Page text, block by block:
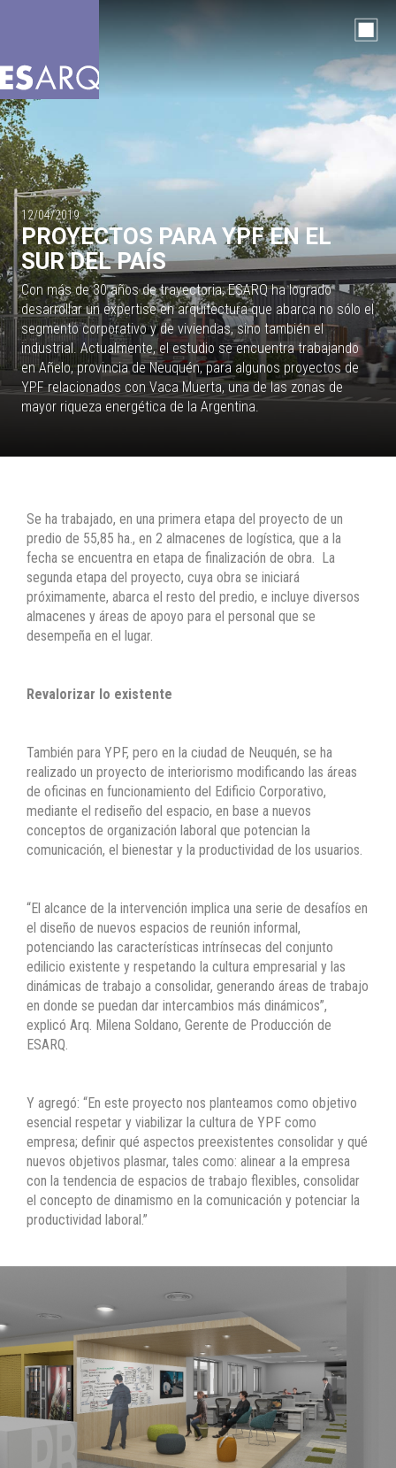
12/04/2019
PROYECTOS PARA YPF EN EL
SUR DEL PAÍS
Con más de 30 años de trayectoria, ESARQ ha logrado
desarrollar un expertise en arquitectura que abarca no sólo el
segmento corporativo y de viviendas, sino también el
industrial. Actualmente, el estudio se encuentra trabajando
en Añelo, provincia de Neuquén, para algunos proyectos de
YPF relacionados con Vaca Muerta, una de las zonas de
mayor riqueza energética de la Argentina.
Se ha trabajado, en una primera etapa del proyecto de un
predio de 55,85 ha., en 2 almacenes de logística, que a la
fecha se encuentra en etapa de finalización de obra. La
segunda etapa del proyecto, cuya obra se iniciará
próximamente, abarca el resto del predio, e incluye diversos
almacenes y áreas de apoyo para el personal que se
desempeña en el lugar.
Revalorizar lo existente
También para YPF, pero en la ciudad de Neuquén, se ha
realizado un proyecto de interiorismo modificando las áreas
de oficinas en funcionamiento del Edificio Corporativo,
mediante el rediseño del espacio, en base a nuevos
conceptos de organización laboral que potencian la
comunicación, el bienestar y la productividad de los usuarios.
“El alcance de la intervención implica una serie de desafíos en
el diseño de nuevos espacios de reunión informal,
potenciando las características intrínsecas del conjunto
edilicio existente y respetando la cultura empresarial y las
dinámicas de trabajo a consolidar, generando áreas de trabajo
en donde se puedan dar intercambios más dinámicos”,
explicó Arq. Milena Soldano, Gerente de Producción de
ESARQ.
Y agregó: “En este proyecto nos planteamos como objetivo
esencial respetar y viabilizar la cultura de YPF como
empresa; definir qué aspectos preexistentes consolidar y qué
nuevos objetivos plasmar, tales como: alinear a la empresa
con la tendencia de espacios de trabajo flexibles, consolidar
el concepto de dinamismo en la comunicación y potenciar la
productividad laboral.”